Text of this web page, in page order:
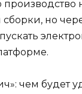
производство
но
чем будет